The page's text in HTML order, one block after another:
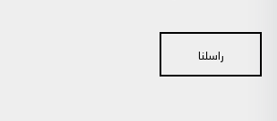
راسلنا